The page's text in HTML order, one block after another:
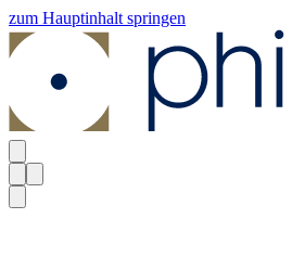
zum Hauptinhalt springen